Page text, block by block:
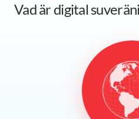
Vad är digital